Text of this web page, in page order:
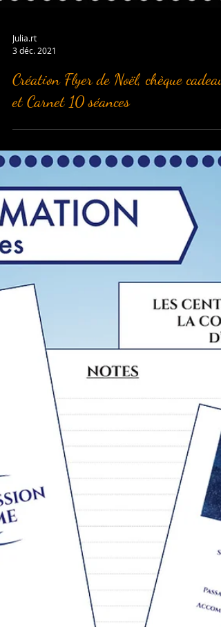
Julia.rt
3 déc. 2021
Création Flyer de Noël, chèque cadeau
et Carnet 10 séances